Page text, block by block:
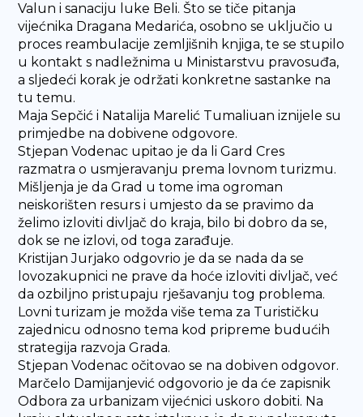
Valun i sanaciju luke Beli. Što se tiče pitanja
vijećnika Dragana Medarića, osobno se uključio u
proces reambulacije zemljišnih knjiga, te se stupilo
u kontakt s nadležnima u Ministarstvu pravosuđa,
a sljedeći korak je održati konkretne sastanke na
tu temu.
Maja Sepčić i Natalija Marelić Tumaliuan iznijele su
primjedbe na dobivene odgovore.
Stjepan Vodenac upitao je da li Gard Cres
razmatra o usmjeravanju prema lovnom turizmu.
Mišljenja je da Grad u tome ima ogroman
neiskorišten resurs i umjesto da se pravimo da
želimo izloviti divljač do kraja, bilo bi dobro da se,
dok se ne izlovi, od toga zarađuje.
Kristijan Jurjako odgovrio je da se nada da se
lovozakupnici ne prave da hoće izloviti divljač, već
da ozbiljno pristupaju rješavanju tog problema.
Lovni turizam je možda više tema za Turističku
zajednicu odnosno tema kod pripreme budućih
strategija razvoja Grada.
Stjepan Vodenac očitovao se na dobiven odgovor.
Marčelo Damijanjević odgovorio je da će zapisnik
Odbora za urbanizam vijećnici uskoro dobiti. Na